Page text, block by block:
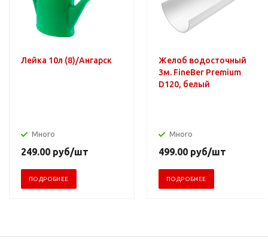
Лейка 10л (8)/Ангарск
Много
249.00 руб/шт
ПОДРОБНЕЕ
Желоб водосточный
3м. FineBer Premium
D120, белый
Много
499.00 руб/шт
ПОДРОБНЕЕ